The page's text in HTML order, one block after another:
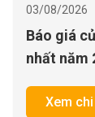
03/08/2026
Báo Giá
[T08/
Xem